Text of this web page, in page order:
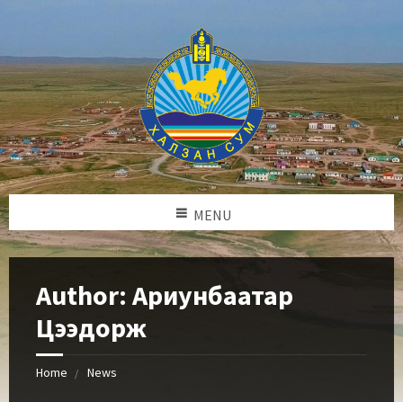
MENU
Author: Ариунбаатар
Цээдорж
Home News